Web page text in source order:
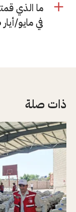
ما الذي
في مايو/أيار 2026؟
ذات صلة